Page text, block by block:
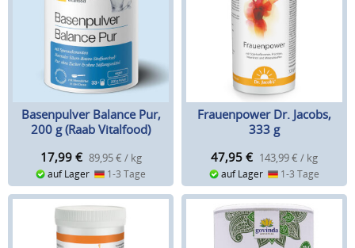
Basenpulver Balance Pur,
200 g (Raab Vitalfood)
17,99 € 89,95 € / kg
auf Lager 1-3 Tage
Frauenpower Dr. Jacobs,
333 g
47,95 € 143,99 € / kg
auf Lager 1-3 Tage